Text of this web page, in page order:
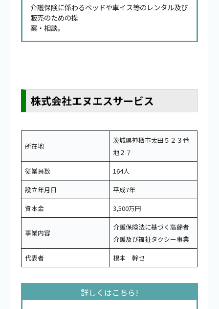
介護保険に係わるベッドや車イス等のレンタル及び
販売のための提
案・相談。
株式会社エヌエスサービス
所在地
茨城県神栖市太田５２３番
地２７
従業員数
164人
設立年月日
平成7年
資本金
3,500万円
事業内容
介護保険法に基づく高齢者
介護及び福祉タクシー事業
代表者
根本 幹也